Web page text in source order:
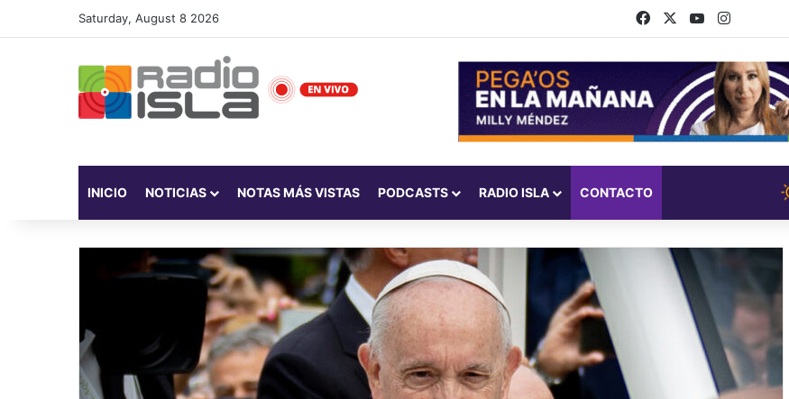
Saturday, August 8 2026 FacebookYouTubeInstagram
INICIO NOTICIAS NOTAS MÁS VISTAS PODCASTS RADIO ISLA CONTACTO